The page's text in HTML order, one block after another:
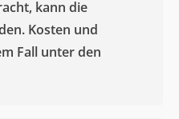
kann die
Kosten und
Fall unter den